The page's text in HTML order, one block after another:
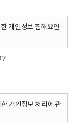
개인정보 침해요인
개인정보 처리에 관